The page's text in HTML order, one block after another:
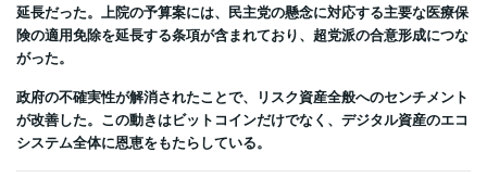
延長だった。上院の予算案には、民主党の懸念に対応する主要な医療保
険の適用免除を延長する条項が含まれており、超党派の合意形成につな
がった。
政府の不確実性が解消されたことで、リスク資産全般へのセンチメント
が改善した。この動きはビットコインだけでなく、デジタル資産のエコ
システム全体に恩恵をもたらしている。